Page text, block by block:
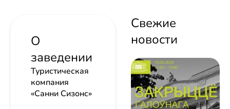
О
заведении
Туристическая
компания
«Санни Сизонс»
Свежие
новости